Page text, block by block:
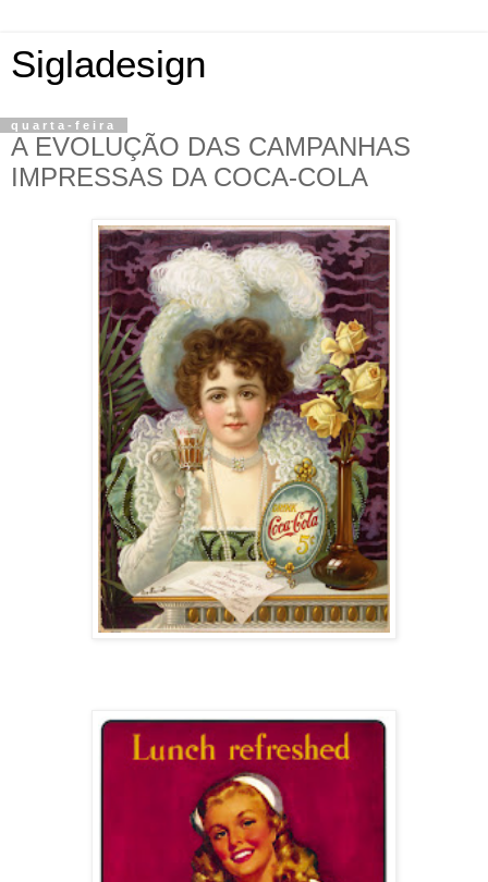
Sigladesign
quarta-feira
A EVOLUÇÃO DAS CAMPANHAS
IMPRESSAS DA COCA-COLA